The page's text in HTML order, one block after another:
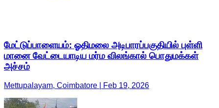
மேட்டுப்பாளையம்: ஓதிமலை அடிபாரப்பகுதியில் புள்ளி
மானை வேட்டையாடிய மர்ம விலங்கால் பொதுமக்கள்
அச்சம்
Mettupalayam, Coimbatore | Feb 19, 2026